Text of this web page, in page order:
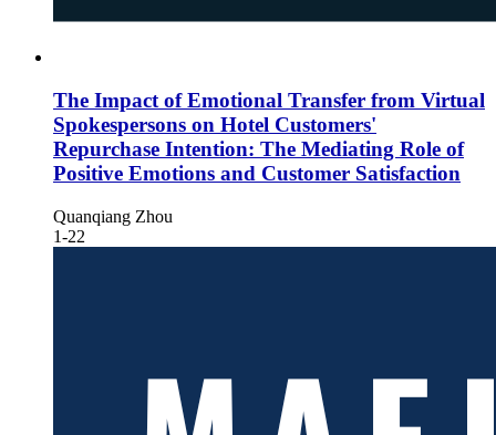
The Impact of Emotional Transfer from Virtual
Spokespersons on Hotel Customers'
Repurchase Intention: The Mediating Role of
Positive Emotions and Customer Satisfaction
Quanqiang Zhou
1-22